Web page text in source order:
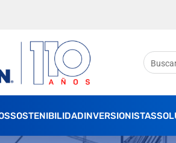
SOSTENIBILIDADINVERSIONISTAS